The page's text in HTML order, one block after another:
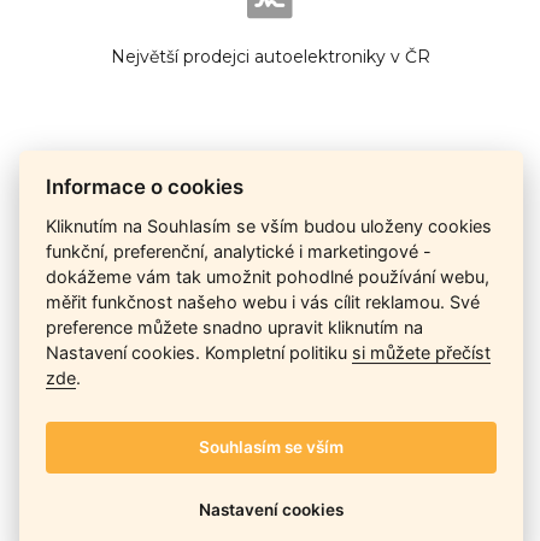
Největší prodejci autoelektroniky v ČR
Cena na dotaz
Ceny závisí na množství kusů skladem, dostupnosti náhrad,
výkonnosti a atypičnosti daného modelu. Pokusíme se
nabídnoutaktuálně nejlepší cenu, a Vy si vyberete, co je pro
Vás nejvýhodnější.
Informace o cookies
Kliknutím na Souhlasím se vším budou uloženy cookies
funkční, preferenční, analytické i marketingové -
dokážeme vám tak umožnit pohodlné používání webu,
měřit funkčnost našeho webu i vás cílit reklamou. Své
preference můžete snadno upravit kliknutím na
Nastavení cookies. Kompletní politiku si můžete přečíst
zde.
Souhlasím se vším
Nastavení cookies